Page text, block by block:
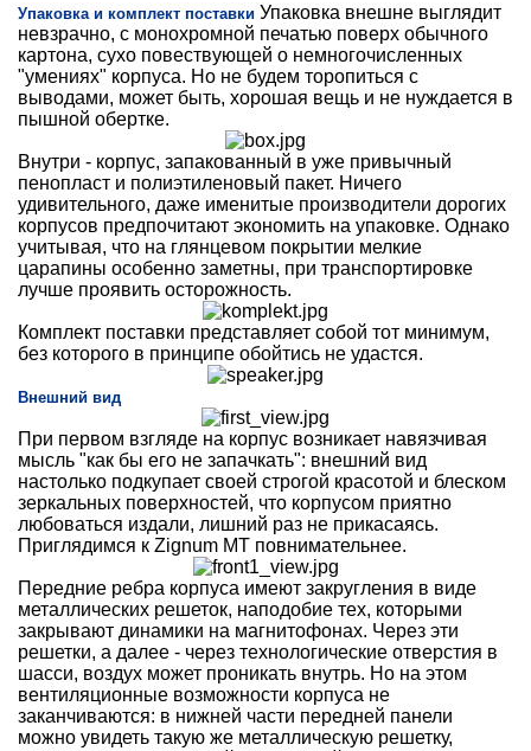
Упаковка и комплект поставки Упаковка внешне выглядит
невзрачно, c монохромной печатью поверх обычного
картона, сухо повествующей о немногочисленных
"умениях" корпуса. Но не будем торопиться с
выводами, может быть, хорошая вещь и не нуждается в
пышной обертке.
Внутри - корпус, запакованный в уже привычный
пенопласт и полиэтиленовый пакет. Ничего
удивительного, даже именитые производители дорогих
корпусов предпочитают экономить на упаковке. Однако
учитывая, что на глянцевом покрытии мелкие
царапины особенно заметны, при транспортировке
лучше проявить осторожность.
Комплект поставки представляет собой тот минимум,
без которого в принципе обойтись не удастся.
Внешний вид
При первом взгляде на корпус возникает навязчивая
мысль "как бы его не запачкать": внешний вид
настолько подкупает своей строгой красотой и блеском
зеркальных поверхностей, что корпусом приятно
любоваться издали, лишний раз не прикасаясь.
Приглядимся к Zignum MT повнимательнее.
Передние ребра корпуса имеют закругления в виде
металлических решеток, наподобие тех, которыми
закрывают динамики на магнитофонах. Через эти
решетки, а далее - через технологические отверстия в
шасси, воздух может проникать внутрь. Но на этом
вентиляционные возможности корпуса не
заканчиваются: в нижней части передней панели
можно увидеть такую же металлическую решетку,